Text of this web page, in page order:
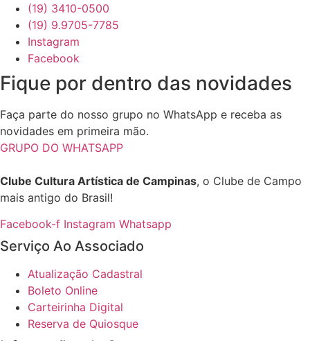
(19) 3410-0500
(19) 9.9705-7785
Instagram
Facebook
Fique por dentro das novidades
Faça parte do nosso grupo no WhatsApp e receba as
novidades em primeira mão.
GRUPO DO WHATSAPP
Clube Cultura Artística de Campinas, o Clube de Campo
mais antigo do Brasil!
Facebook-f Instagram Whatsapp
Serviço Ao Associado
Atualização Cadastral
Boleto Online
Carteirinha Digital
Reserva de Quiosque